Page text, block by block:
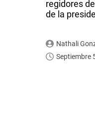
regidores
de la
Nathali
Septiembre